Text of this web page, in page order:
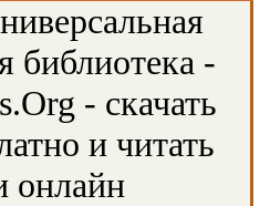
библиотека -
- скачать
и читать
онлайн